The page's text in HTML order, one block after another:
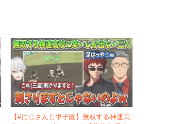
【#にじさんじ甲子園】無双する神速高